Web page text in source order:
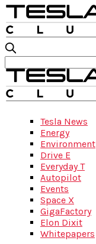
Tesla News
Energy
Environment
Drive E
Everyday T
Autopilot
Events
Space X
GigaFactory
Elon Dixit
Whitepapers